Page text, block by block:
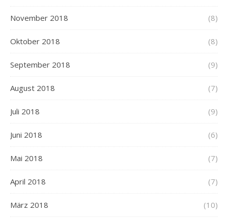
November 2018 (8)
Oktober 2018 (8)
September 2018 (9)
August 2018 (7)
Juli 2018 (9)
Juni 2018 (6)
Mai 2018 (7)
April 2018 (7)
März 2018 (10)